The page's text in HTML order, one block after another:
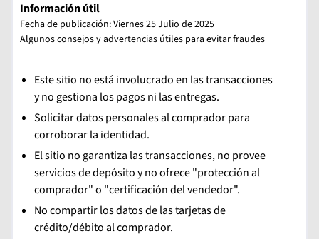
Información útil
Fecha de publicación: Viernes 25 Julio de 2025
Algunos consejos y advertencias útiles para evitar fraudes
Este sitio no está involucrado en las transacciones
y no gestiona los pagos ni las entregas.
Solicitar datos personales al comprador para
corroborar la identidad.
El sitio no garantiza las transacciones, no provee
servicios de depósito y no ofrece "protección al
comprador" o "certificación del vendedor".
No compartir los datos de las tarjetas de
crédito/débito al comprador.